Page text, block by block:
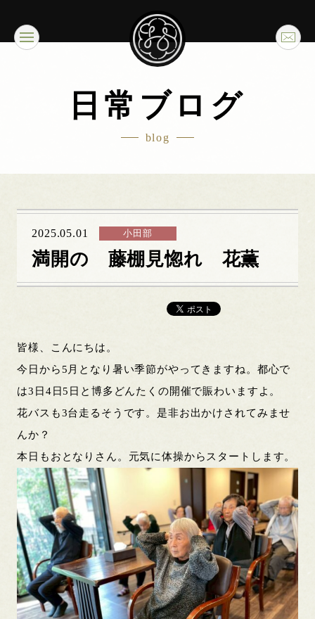
日常ブログ
blog
2025.05.01 小田部
満開の 藤棚見惚れ 花薫
皆様、こんにちは。
今日から5月となり暑い季節がやってきますね。都心で
は3日4日5日と博多どんたくの開催で賑わいますよ。
花バスも3台走るそうです。是非お出かけされてみませ
んか？
本日もおとなりさん。元気に体操からスタートします。